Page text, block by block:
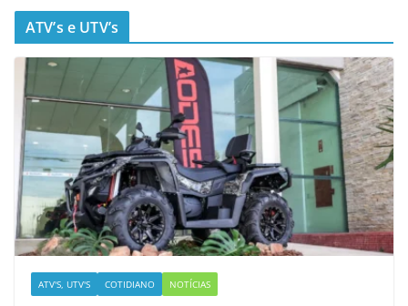
ATV’s e UTV’s
ATV'S, UTV'S COTIDIANO NOTÍCIAS